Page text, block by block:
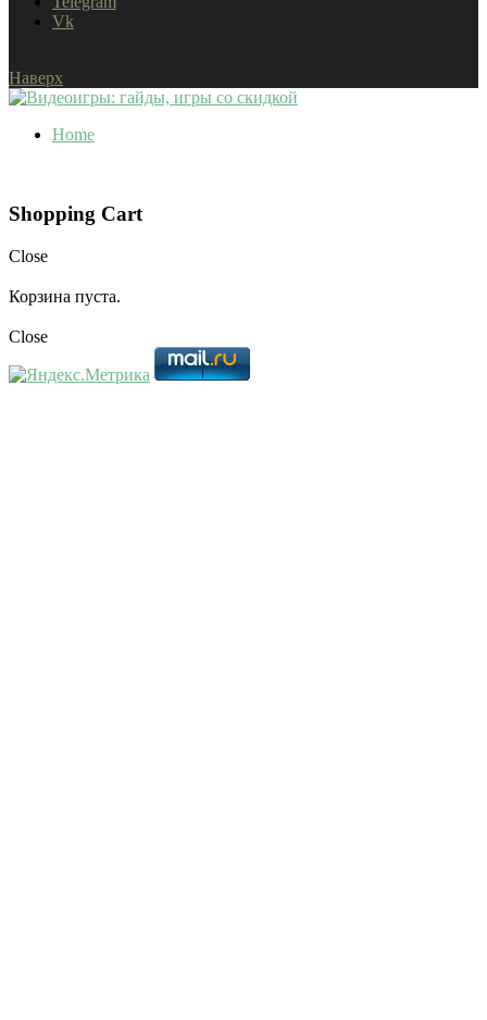
Vk
Наверх
Home
Shopping Cart
Close
Корзина пуста.
Close